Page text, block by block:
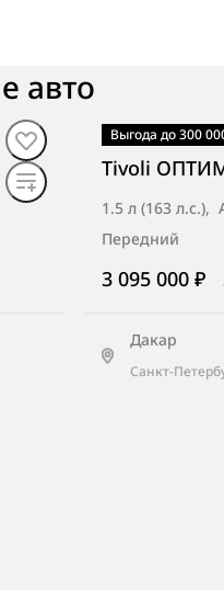
авто
Выгода до 300
В наличии·
Tivoli
1.5 л (163
Передний
3 095 000 ₽
Дакар
Санкт-